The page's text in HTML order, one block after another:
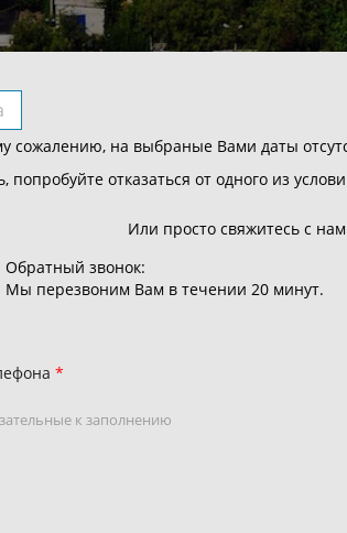
сожалению, на выбраные Вами даты
попробуйте отказаться от одного из
Или просто свяжитесь с
Обратный звонок:
Мы перезвоним Вам в течении 20 минут.
к заполнению